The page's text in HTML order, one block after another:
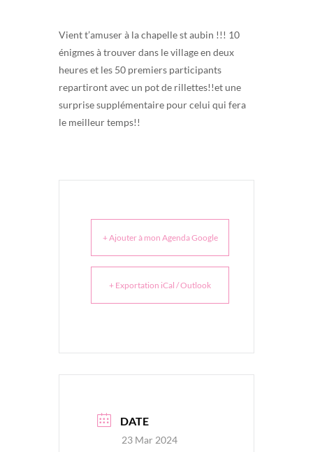
Vient t’amuser à la chapelle st aubin !!! 10
énigmes à trouver dans le village en deux
heures et les 50 premiers participants
repartiront avec un pot de rillettes!!et une
surprise supplémentaire pour celui qui fera
le meilleur temps!!
+ Ajouter à mon Agenda Google
+ Exportation iCal / Outlook
DATE
23 Mar 2024